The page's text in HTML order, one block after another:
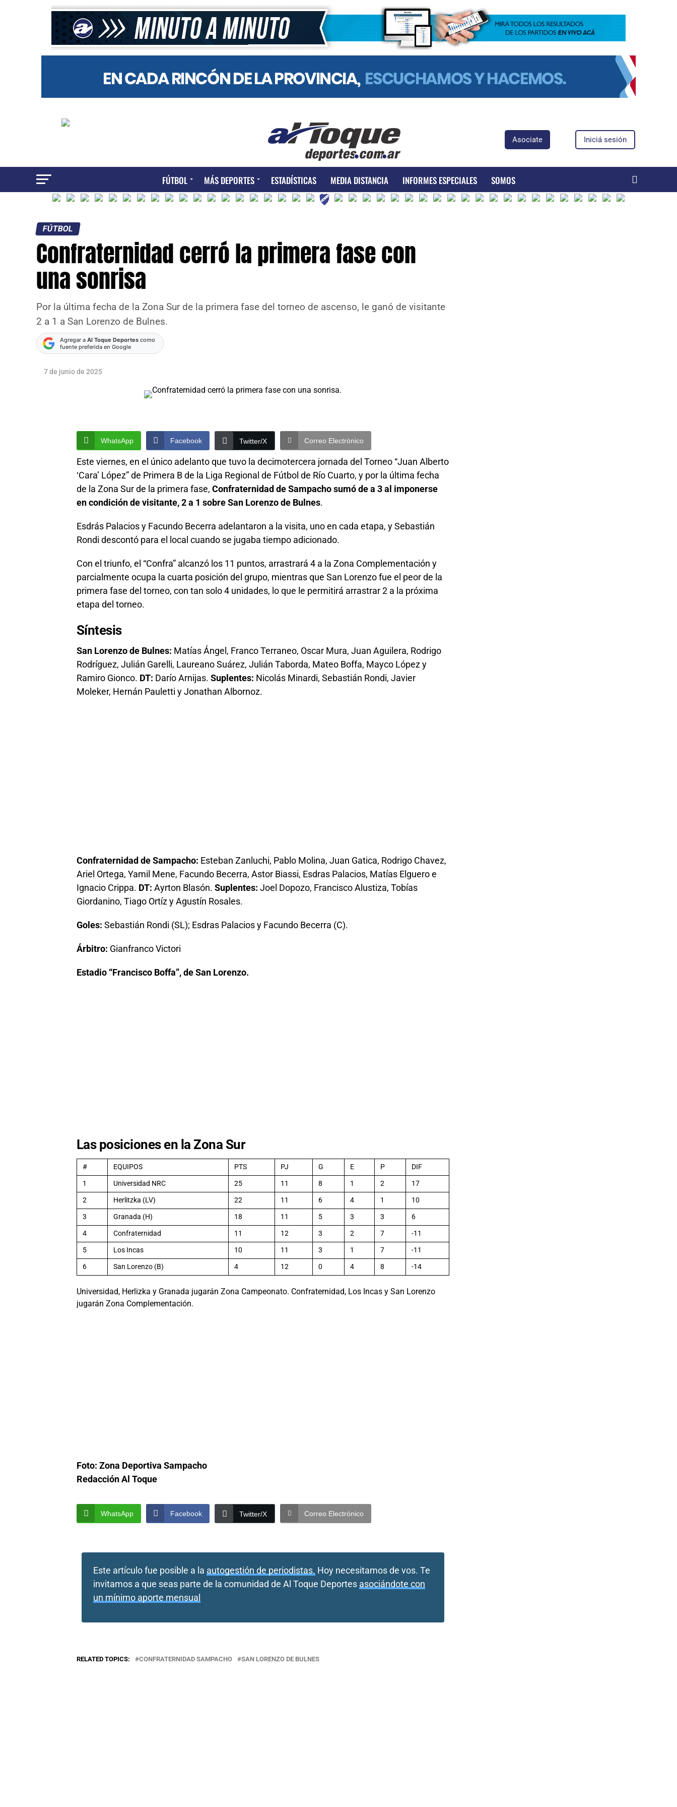
Asociate Iniciá sesión
FÚTBOL MÁS DEPORTES ESTADÍSTICAS MEDIA DISTANCIA INFORMES ESPECIALES SOMOS
FÚTBOL
Confraternidad cerró la primera fase con
una sonrisa
Por la última fecha de la Zona Sur de la primera fase del torneo de ascenso, le ganó de visitante
2 a 1 a San Lorenzo de Bulnes.
Agregar a Al Toque Deportes como
fuente preferida en Google
7 de junio de 2025
WhatsApp Facebook Twitter/X Correo Electrónico
Este viernes, en el único adelanto que tuvo la decimotercera jornada del Torneo “Juan Alberto
‘Cara’ López” de Primera B de la Liga Regional de Fútbol de Río Cuarto, y por la última fecha
de la Zona Sur de la primera fase, Confraternidad de Sampacho sumó de a 3 al imponerse
en condición de visitante, 2 a 1 sobre San Lorenzo de Bulnes.
Esdrás Palacios y Facundo Becerra adelantaron a la visita, uno en cada etapa, y Sebastián
Rondi descontó para el local cuando se jugaba tiempo adicionado.
Con el triunfo, el “Confra” alcanzó los 11 puntos, arrastrará 4 a la Zona Complementación y
parcialmente ocupa la cuarta posición del grupo, mientras que San Lorenzo fue el peor de la
primera fase del torneo, con tan solo 4 unidades, lo que le permitirá arrastrar 2 a la próxima
etapa del torneo.
Síntesis
San Lorenzo de Bulnes: Matías Ángel, Franco Terraneo, Oscar Mura, Juan Aguilera, Rodrigo
Rodríguez, Julián Garelli, Laureano Suárez, Julián Taborda, Mateo Boffa, Mayco López y
Ramiro Gionco. DT: Darío Arnijas. Suplentes: Nicolás Minardi, Sebastián Rondi, Javier
Moleker, Hernán Pauletti y Jonathan Albornoz.
Confraternidad de Sampacho: Esteban Zanluchi, Pablo Molina, Juan Gatica, Rodrigo Chavez,
Ariel Ortega, Yamil Mene, Facundo Becerra, Astor Biassi, Esdras Palacios, Matías Elguero e
Ignacio Crippa. DT: Ayrton Blasón. Suplentes: Joel Dopozo, Francisco Alustiza, Tobías
Giordanino, Tiago Ortíz y Agustín Rosales.
Goles: Sebastián Rondi (SL); Esdras Palacios y Facundo Becerra (C).
Árbitro: Gianfranco Victori
Estadio “Francisco Boffa”, de San Lorenzo.
Las posiciones en la Zona Sur
# EQUIPOS PTS PJ G E P
DIF
1
Universidad NRC 25 11 8 1 2
17
2
Herlitzka (LV) 22 11 6 4 1
10
3
Granada (H) 18 11 5 3 3
6
4
Confraternidad 11 12 3 2 7
-11
5
Los Incas 10 11 3 1 7
-11
6
San Lorenzo (B) 4 12 0 4 8 -14
Universidad, Herlizka y Granada jugarán Zona Campeonato. Confraternidad, Los Incas y San Lorenzo
jugarán Zona Complementación.
Foto: Zona Deportiva Sampacho
Redacción Al Toque
WhatsApp Facebook Twitter/X Correo Electrónico
Este artículo fue posible a la autogestión de periodistas. Hoy necesitamos de vos. Te
invitamos a que seas parte de la comunidad de Al Toque Deportes asociándote con
un mínimo aporte mensual
RELATED TOPICS: CONFRATERNIDAD SAMPACHO SAN LORENZO DE BULNES